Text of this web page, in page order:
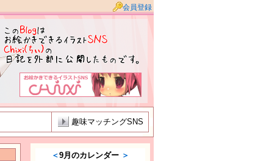
会員登録
趣味マッチングSNS
＜9月のカレンダー ＞